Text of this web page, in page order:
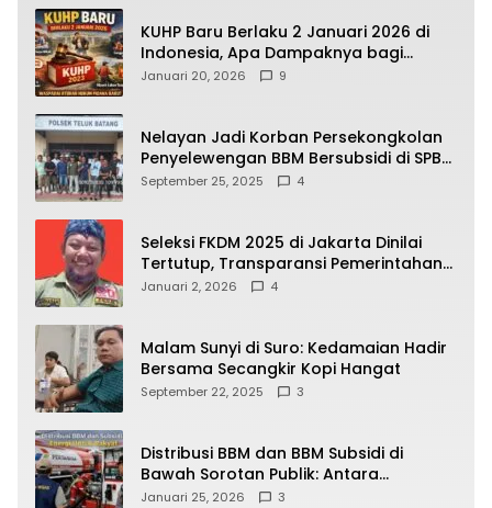
KUHP Baru Berlaku 2 Januari 2026 di
Indonesia, Apa Dampaknya bagi
Kehidupan Warga? Ini Aturan Kunci
Januari 20, 2026 9
Nelayan Jadi Korban Persekongkolan
Penyelewengan BBM Bersubsidi di SPBU
64.78809 Teluk Batang
September 25, 2025 4
Seleksi FKDM 2025 di Jakarta Dinilai
Tertutup, Transparansi Pemerintahan
Pramono–Rano Dipertanyakan
Januari 2, 2026 4
Malam Sunyi di Suro: Kedamaian Hadir
Bersama Secangkir Kopi Hangat
September 22, 2025 3
Distribusi BBM dan BBM Subsidi di
Bawah Sorotan Publik: Antara
Kepentingan Negara, Hak Konsumen,
Januari 25, 2026 3